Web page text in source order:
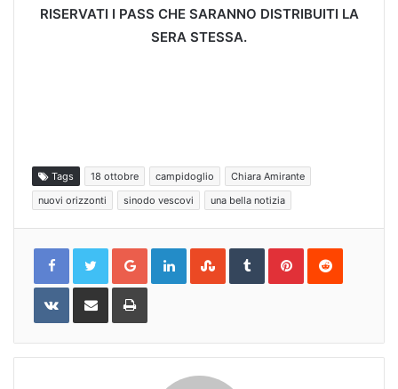
RISERVATI I PASS CHE SARANNO DISTRIBUITI LA
SERA STESSA.
Tags 18 ottobre campidoglio
Chiara Amirante
nuovi orizzonti
sinodo vescovi una bella notizia
Google+LinkedInStumbleUpon
TumblrPinterestReddit
VKontakteShare
Email
Print